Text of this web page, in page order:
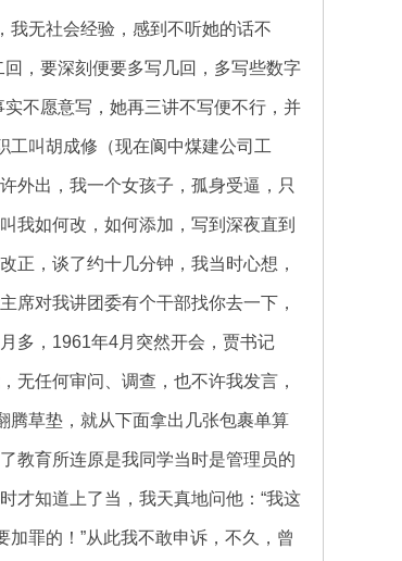
我无社会经验，感到不听她的话不
，要深刻便要多写几回，多写些数字
不愿意写，她再三讲不写便不行，并
工叫胡成修（现在阆中煤建公司工
外出，我一个女孩子，孤身受逼，只
我如何改，如何添加，写到深夜直到
正，谈了约十几分钟，我当时心想，
席对我讲团委有个干部找你去一下，
多，1961年4月突然开会，贾书记
无任何审问、调查，也不许我发言，
腾草垫，就从下面拿出几张包裹单算
教育所连原是我同学当时是管理员的
才知道上了当，我天真地问他：“我这
罪的！”从此我不敢申诉，不久，曾